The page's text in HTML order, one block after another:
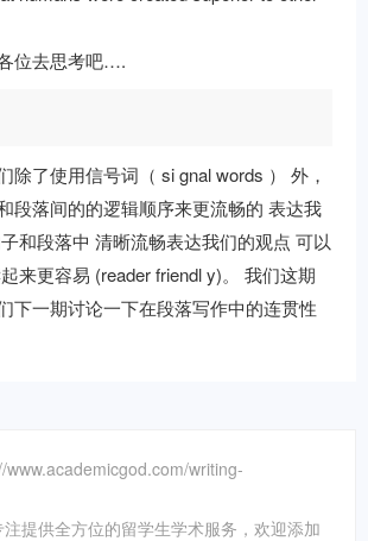
位去思考吧….
除了使用信号词（ si gnal words ） 外，
段落间的的逻辑顺序来更流畅的 表达我
和段落中 清晰流畅表达我们的观点 可以
来更容易 (reader friendl y)。 我们这期
下一期讨论一下在段落写作中的连贯性
www.academicgod.com/writing-
提供全方位的留学生学术服务，欢迎添加